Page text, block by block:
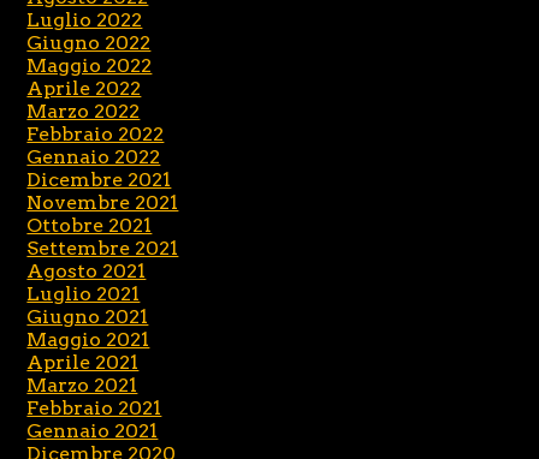
Luglio 2022
Giugno 2022
Maggio 2022
Aprile 2022
Marzo 2022
Febbraio 2022
Gennaio 2022
Dicembre 2021
Novembre 2021
Ottobre 2021
Settembre 2021
Agosto 2021
Luglio 2021
Giugno 2021
Maggio 2021
Aprile 2021
Marzo 2021
Febbraio 2021
Gennaio 2021
Dicembre 2020